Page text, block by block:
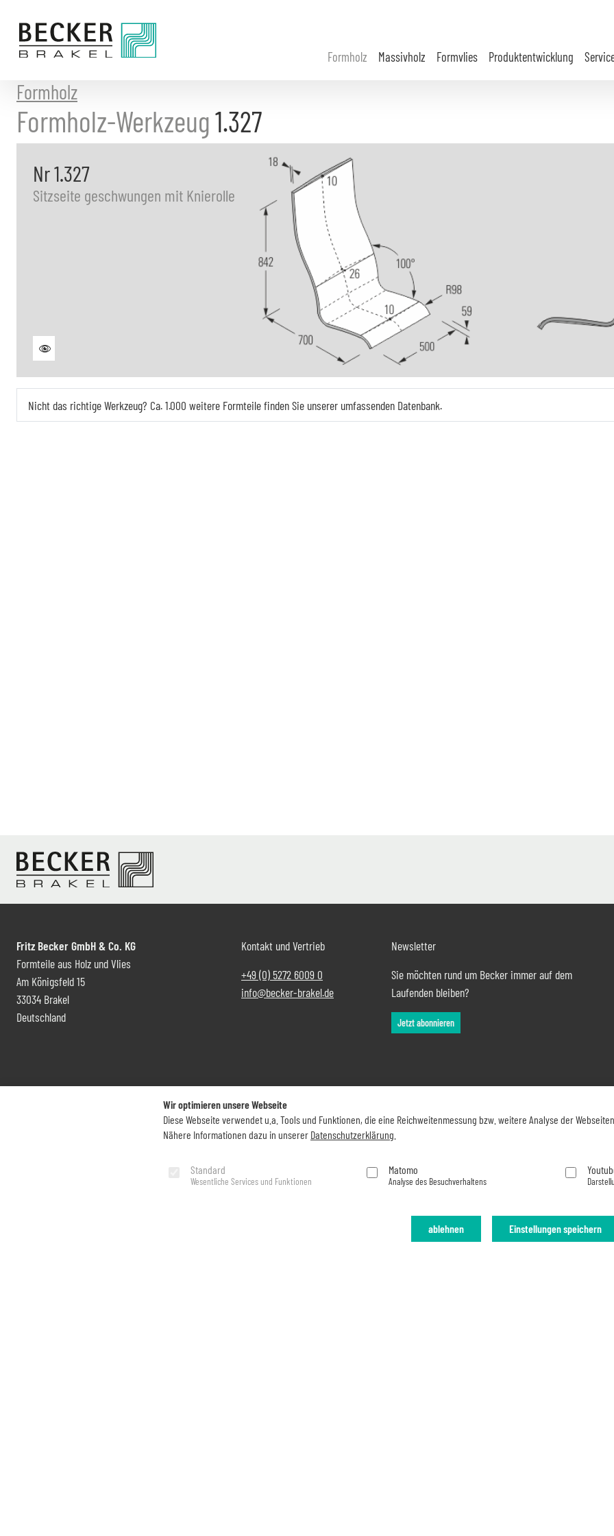
Inhalt
Formholz Massivholz Formvlies Produktentwicklung
Formholz
Formholz-Werkzeug1.327
Nr 1.327
Sitzseite geschwungen mit Knierolle
Nicht das richtige Werkzeug? Ca. 1.000 weitere Formteile finden Sie unserer umfassenden Datenbank.
Fritz Becker GmbH & Co. KG
Formteile aus Holz und Vlies
Am Königsfeld 15
33034 Brakel
Deutschland
Kontakt und Vertrieb
+49 (0) 5272 6009 0
info@becker-brakel.de
Newsletter
Sie möchten rund um Becker immer auf dem
Laufenden bleiben?
Jetzt abonnieren
Wir optimieren unsere Webseite
Diese Webseite verwendet u.a. Tools und Funktionen, die eine Reichweitenmessung bzw. weitere Analyse der
Nähere Informationen dazu in unserer Datenschutzerklärung
Standard
Wesentliche Services und Funktionen
Matomo
Analyse des Besuchverhaltens
Einstellungen speichern
ablehnen